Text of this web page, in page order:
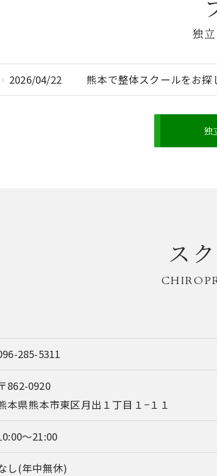
独
2026/04/22 熊本で整体スクールをお
独
ス
285-5311
862-0920
本県熊本市東区月出１丁目１−１１
～21:00
し(年中無休)